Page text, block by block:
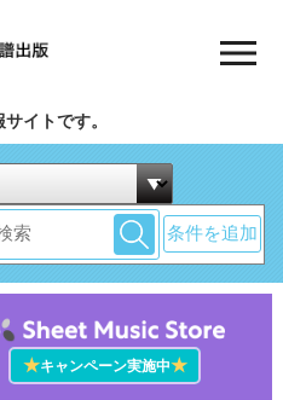
イトです。
条件を追加
★キャンペーン実施中★